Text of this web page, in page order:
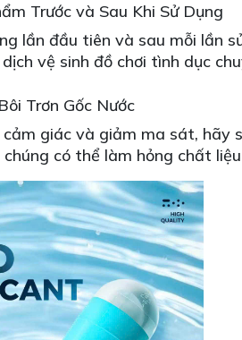
Trước và Sau Khi Sử Dụng
lần đầu tiên và sau mỗi lần
vệ sinh đồ chơi tình dục
Trơn Gốc Nước
giác và giảm ma sát, hãy
có thể làm hỏng chất